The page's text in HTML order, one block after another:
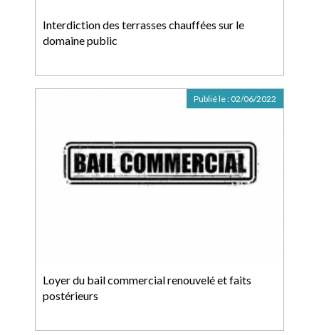
Interdiction des terrasses chauffées sur le
domaine public
Loyer du bail commercial renouvelé et faits
postérieurs
Publié le : 02/06/2022